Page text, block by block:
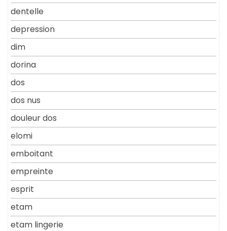
dentelle
depression
dim
dorina
dos
dos nus
douleur dos
elomi
emboitant
empreinte
esprit
etam
etam lingerie